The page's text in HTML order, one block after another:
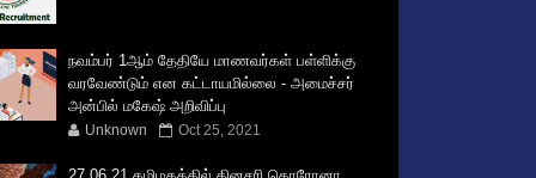
நவம்பர் 1ஆம் தேதியே மாணவர்கள் பள்ளிக்கு
வரவேண்டும் என கட்டாயமில்லை - அமைச்சர்
அன்பில் மகேஷ் அறிவிப்பு
Unknown Oct 25, 2021